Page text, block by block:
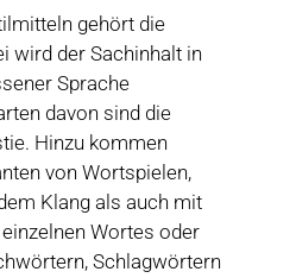
gehört die
wird der Sachinhalt in
Sprache
davon sind die
Hinzu kommen
von Wortspielen,
Klang als auch mit
Wortes oder
Schlagwörtern